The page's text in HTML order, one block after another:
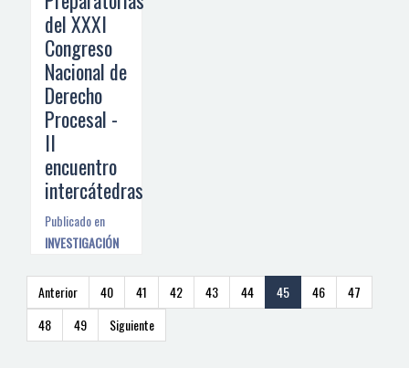
del XXXI
Congreso
Nacional de
Derecho
Procesal -
II
encuentro
intercátedras
Publicado en
INVESTIGACIÓN
Anterior 40 41 42 43 44 45 46
47
48
49 Siguiente